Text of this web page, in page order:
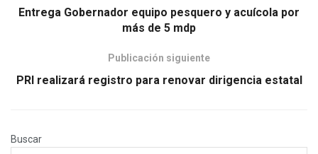
Entrega Gobernador equipo pesquero y acuícola por
más de 5 mdp
Publicación siguiente
PRI realizará registro para renovar dirigencia estatal
Buscar